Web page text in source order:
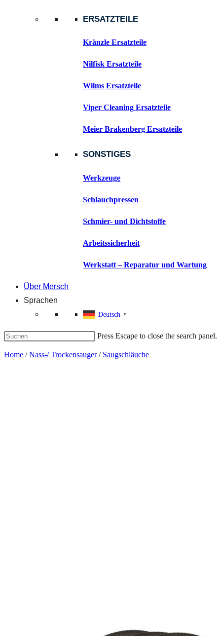
ERSATZTEILE
Kränzle Ersatzteile
Nilfisk Ersatzteile
Wilms Ersatzteile
Viper Cleaning Ersatzteile
Meier Brakenberg Ersatzteile
SONSTIGES
Werkzeuge
Schlauchpressen
Schmier- und Dichtstoffe
Arbeitssicherheit
Werkstatt – Reparatur und Wartung
Über Mersch
Sprachen
Deutsch ▼
Press Escape to close the search panel.
Home / Nass-/ Trockensauger / Saugschläuche